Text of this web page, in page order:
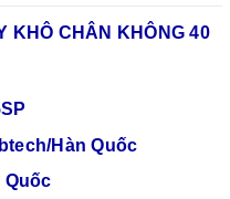
KHÔ CHÂN KHÔNG 40
Hàn Quốc
Quốc